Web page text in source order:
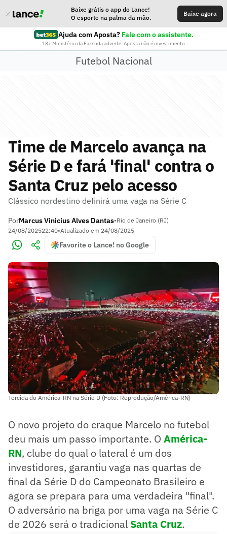
Baixe grátis o app do Lance!
O esporte na palma da mão.
Baixe agora
Ajuda com Aposta? Fale com o assistente.
18+ Ministério da Fazenda adverte: Aposta não é investimento
Futebol Nacional
Time de Marcelo avança na
Série D e fará 'final' contra o
Santa Cruz pelo acesso
Clássico nordestino definirá uma vaga na Série C
PorMarcus Vinicius Alves Dantas•Rio de Janeiro (RJ)
24/08/202522:40•Atualizado em 24/08/2025
Favorite o Lance! no Google
Torcida do América-RN na Série D (Foto: Reprodução/América-RN)
O novo projeto do craque Marcelo no futebol
deu mais um passo importante. O América-
RN, clube do qual o lateral é um dos
investidores, garantiu vaga nas quartas de
final da Série D do Campeonato Brasileiro e
agora se prepara para uma verdadeira "final".
O adversário na briga por uma vaga na Série C
de 2026 será o tradicional Santa Cruz.